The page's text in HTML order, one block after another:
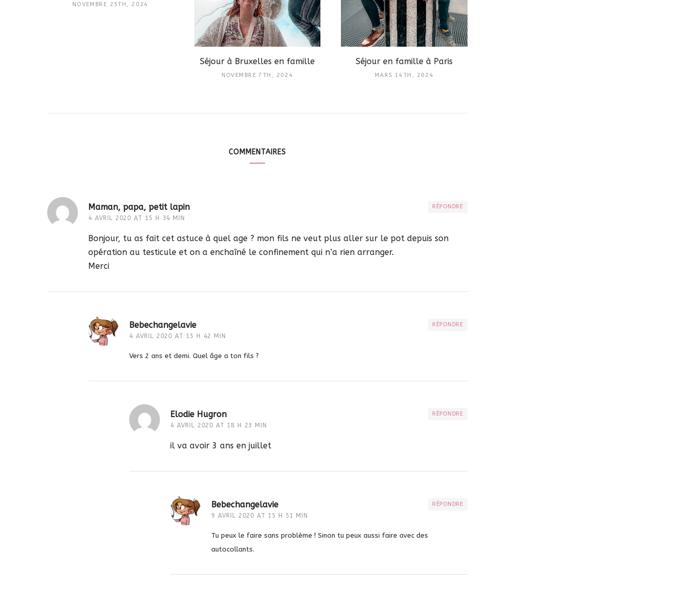
NOVEMBRE 25TH, 2024
Séjour à Bruxelles en famille
NOVEMBRE 7TH, 2024
Séjour en famille à Paris
MARS 14TH, 2024
COMMENTAIRES
Maman, papa, petit lapin
4 AVRIL 2020 AT 15 H 34 MIN
RÉPONDRE
Bonjour, tu as fait cet astuce à quel age ? mon fils ne veut plus aller sur le pot depuis son
opération au testicule et on a enchaîné le confinement qui n’a rien arranger.
Merci
Bebechangelavie
4 AVRIL 2020 AT 15 H 42 MIN
RÉPONDRE
Vers 2 ans et demi. Quel âge a ton fils ?
Elodie Hugron
4 AVRIL 2020 AT 18 H 23 MIN
RÉPONDRE
il va avoir 3 ans en juillet
Bebechangelavie
9 AVRIL 2020 AT 15 H 51 MIN
RÉPONDRE
Tu peux le faire sans problème ! Sinon tu peux aussi faire avec des
autocollants.